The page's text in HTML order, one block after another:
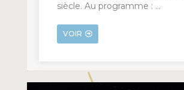
siècle. Au programme : …
VOIR